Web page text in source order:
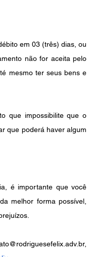
em 03 (três) dias, ou
não for aceita pelo
mesmo ter seus bens e
que impossibilite que o
que poderá haver algum
é importante que você
melhor forma possível,